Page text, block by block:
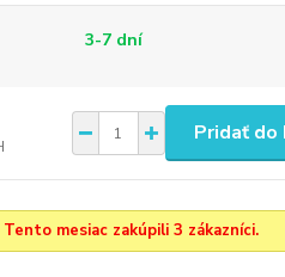
3-7 dní
Pridať do
Tento mesiac zakúpili 3 zákazníci.